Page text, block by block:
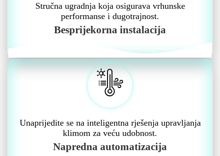
Stručna ugradnja koja osigurava vrhunske
performanse i dugotrajnost.
Besprijekorna instalacija
Unaprijedite se na inteligentna rješenja upravljanja
klimom za veću udobnost.
Napredna automatizacija